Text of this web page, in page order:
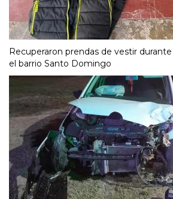
Recuperaron prendas de vestir
el barrio Santo Domingo